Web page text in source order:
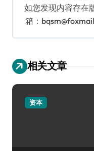
如您发现内容存在
箱：
相关文章
资本